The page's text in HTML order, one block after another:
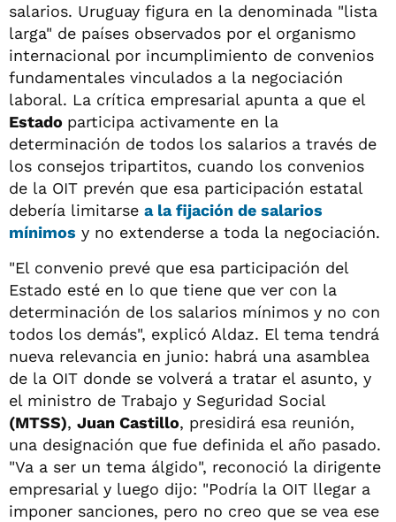
salarios. Uruguay figura en la denominada "lista
larga" de países observados por el organismo
internacional por incumplimiento de convenios
fundamentales vinculados a la negociación
laboral. La crítica empresarial apunta a que el
Estado participa activamente en la
determinación de todos los salarios a través de
los consejos tripartitos, cuando los convenios
de la OIT prevén que esa participación estatal
debería limitarse a la fijación de salarios
mínimos y no extenderse a toda la negociación.
"El convenio prevé que esa participación del
Estado esté en lo que tiene que ver con la
determinación de los salarios mínimos y no con
todos los demás", explicó Aldaz. El tema tendrá
nueva relevancia en junio: habrá una asamblea
de la OIT donde se volverá a tratar el asunto, y
el ministro de Trabajo y Seguridad Social
(MTSS), Juan Castillo, presidirá esa reunión,
una designación que fue definida el año pasado.
"Va a ser un tema álgido", reconoció la dirigente
empresarial y luego dijo: "Podría la OIT llegar a
imponer sanciones, pero no creo que se vea ese